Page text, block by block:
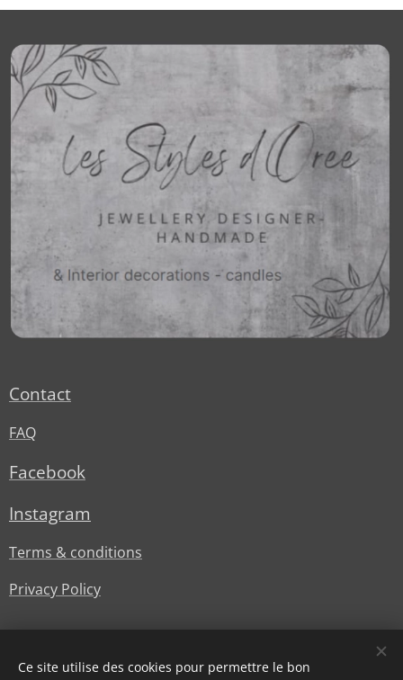
Contact
FAQ
Facebook
Instagram
Terms & conditions
Privacy Policy
Ce site utilise des cookies pour permettre le bon